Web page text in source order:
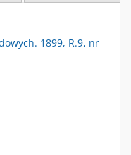
1899, R.9, nr